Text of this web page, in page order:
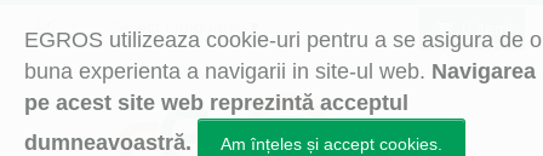
EGROS utilizeaza cookie-uri pentru a se asigura de o
buna experienta a navigarii in site-ul web. Navigarea
pe acest site web reprezintă acceptul
dumneavoastră.
Am înțeles și accept cookies.
0 itemi